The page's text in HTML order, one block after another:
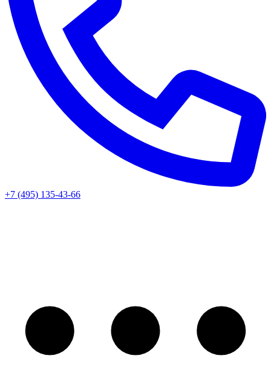
+7 (495) 135-43-66